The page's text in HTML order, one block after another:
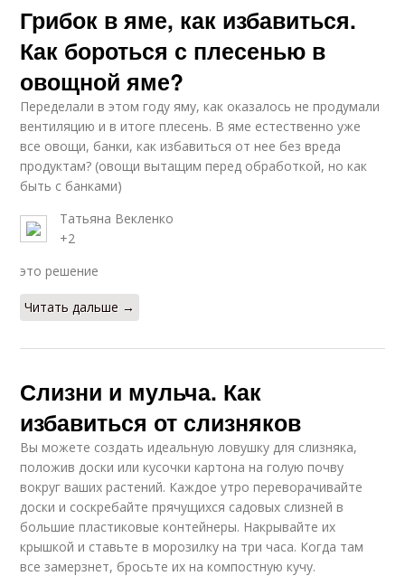
Грибок в яме, как избавиться.
Как бороться с плесенью в
овощной яме?
Переделали в этом году яму, как оказалось не продумали
вентиляцию и в итоге плесень. В яме естественно уже
все овощи, банки, как избавиться от нее без вреда
продуктам? (овощи вытащим перед обработкой, но как
быть с банками)
Татьяна Векленко
+2
это решение
Читать дальше →
Слизни и мульча. Как
избавиться от слизняков
Вы можете создать идеальную ловушку для слизняка,
положив доски или кусочки картона на голую почву
вокруг ваших растений. Каждое утро переворачивайте
доски и соскребайте прячущихся садовых слизней в
большие пластиковые контейнеры. Накрывайте их
крышкой и ставьте в морозилку на три часа. Когда там
все замерзнет, бросьте их на компостную кучу.